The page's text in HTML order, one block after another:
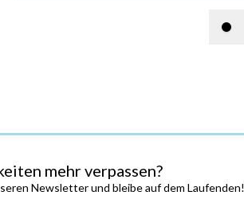
mehr verpassen?
Newsletter und bleibe auf dem Laufenden!